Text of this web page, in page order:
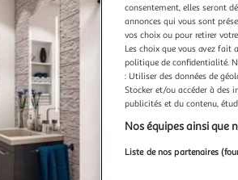
consentement, elles seront
annonces qui vous sont
vos choix ou pour retirer
Les choix que vous avez fait
politique de confidentialité.
: Utiliser des données de
Stocker et/ou accéder à des
publicités et du contenu,
Nos équipes ainsi que
Liste de nos partenaires